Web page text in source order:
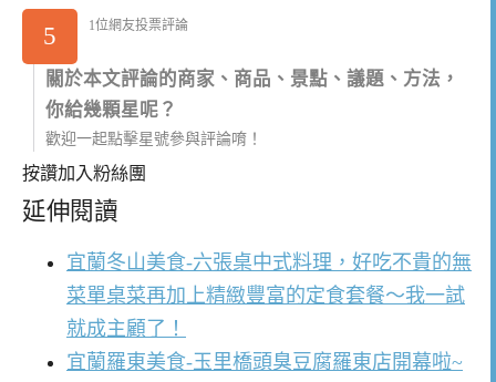
5 1位網友投票評論
關於本文評論的商家、商品、景點、議題、方法，
你給幾顆星呢？
歡迎一起點擊星號參與評論唷！
按讚加入粉絲團
延伸閱讀
宜蘭冬山美食-六張桌中式料理，好吃不貴的無
菜單桌菜再加上精緻豐富的定食套餐～我一試
就成主顧了！
宜蘭羅東美食-玉里橋頭臭豆腐羅東店開幕啦~